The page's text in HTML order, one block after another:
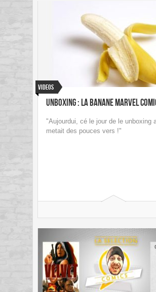
Videos
Unboxing : la banane Marvel
"Aujourdui, cé le jour de le unboxing
metait des pouces vers !"